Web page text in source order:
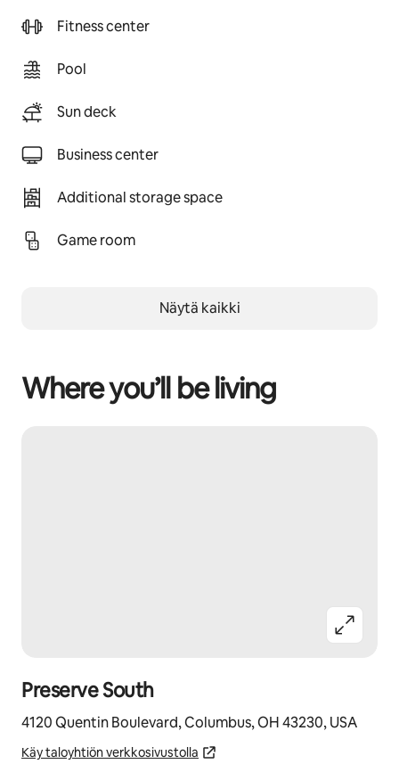
Fitness center
Pool
Sun deck
Business center
Additional storage space
Game room
Näytä kaikki
Where you’ll be living
Preserve South
4120 Quentin Boulevard, Columbus, OH 43230, USA
Käy taloyhtiön verkkosivustolla